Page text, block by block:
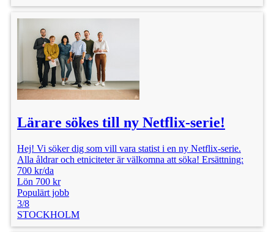
Lärare sökes till ny Netflix-serie!
Hej! Vi söker dig som vill vara statist i en ny Netflix-serie.
Alla åldrar och etniciteter är välkomna att söka! Ersättning:
700 kr/da
Lön 700 kr
Populärt jobb
3/8
STOCKHOLM